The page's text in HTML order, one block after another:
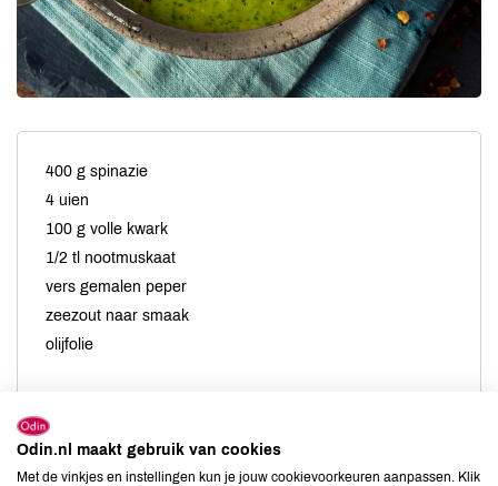
400 g spinazie
4 uien
100 g volle kwark
1/2 tl nootmuskaat
vers gemalen peper
zeezout naar smaak
olijfolie
Odin.nl maakt gebruik van cookies
Met de vinkjes en instellingen kun je jouw cookievoorkeuren aanpassen. Klik